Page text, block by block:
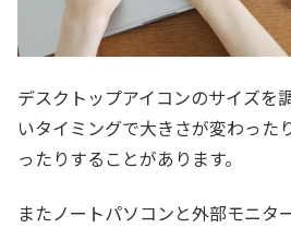
デスクトップアイコンのサイズを
いタイミングで大きさが変わった
ったりすることがあります。
またノートパソコンと外部モニタ